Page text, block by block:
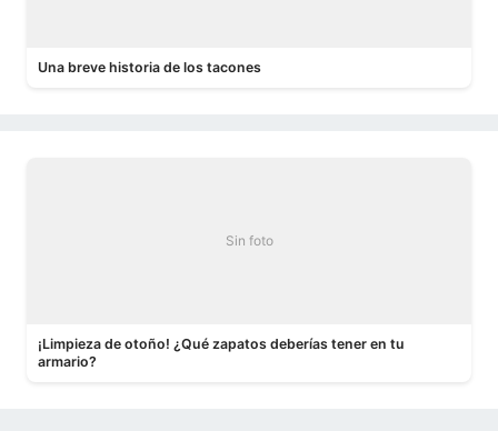
Una breve historia de los tacones
Sin foto
¡Limpieza de otoño! ¿Qué zapatos deberías tener en tu
armario?